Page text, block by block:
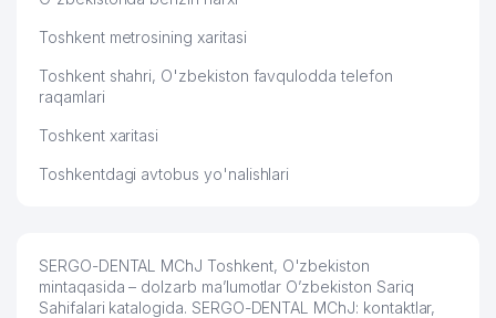
58 BOGARD MChJ
59 AGROXIMPLAST XK MChJ 139 м
60
KO'MAKLASHISH MARKAZI
JASMIN TEXTILE COLLECTION
62
TASHQI IQTISODIY FAOLIYAT MILLIY
BANKI YAKKASAROY FILIALI
Toshkent metrosining xaritasi
Toshkent shahri, O'zbekiston favqulodda telefon
raqamlari
Toshkent xaritasi
Toshkentdagi avtobus yo'nalishlari
SERGO-DENTAL MChJ Toshkent, O'zbekiston
mintaqasida – dolzarb ma’lumotlar O’zbekiston Sariq
Sahifalari katalogida. SERGO-DENTAL MChJ: kontaktlar,